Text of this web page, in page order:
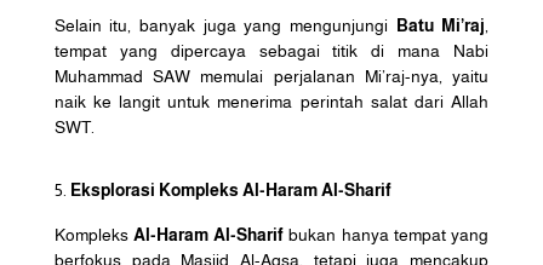
Selain itu, banyak juga yang mengunjungi Batu Mi’raj
tempat yang dipercaya sebagai titik di mana Nabi
Muhammad SAW memulai perjalanan Mi’raj-nya, yaitu
naik ke langit untuk menerima perintah salat dari Allah
SWT.
Eksplorasi Kompleks Al-Haram Al-Sharif
KompleksAl-Haram Al-Sharif bukan hanya tempat yang
berfokus pada Masjid Al-Aqsa, tetapi juga mencakup